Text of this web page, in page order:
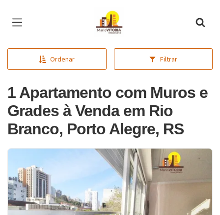
Página inicial
Ordenar Filtrar
1 Apartamento com Muros e
Grades à Venda em Rio
Branco, Porto Alegre, RS